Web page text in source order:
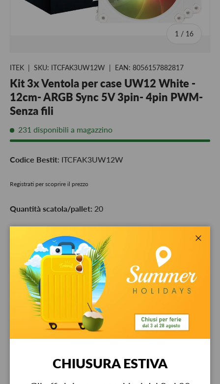
1 / di
16
ITEK | SKU: ITCFAK3UW12W | EAN: 8056157882817
Kit 3x Ventola per case UW12 White -
12cm- ARGB Sync 5V 3pin- 4pin PWM-
Senza fili
231 disponibili a magazzino
Codice Bestit: ITCFAK3UW12W
Registrati per scoprire il prezzo
Quantità scatola/pallet: 20
+
Ritiro disponibile presso Bestit srl
Di solito pronto in 24 ore
Visualizza informazioni sul negozio
CHIUSURA ESTIVA